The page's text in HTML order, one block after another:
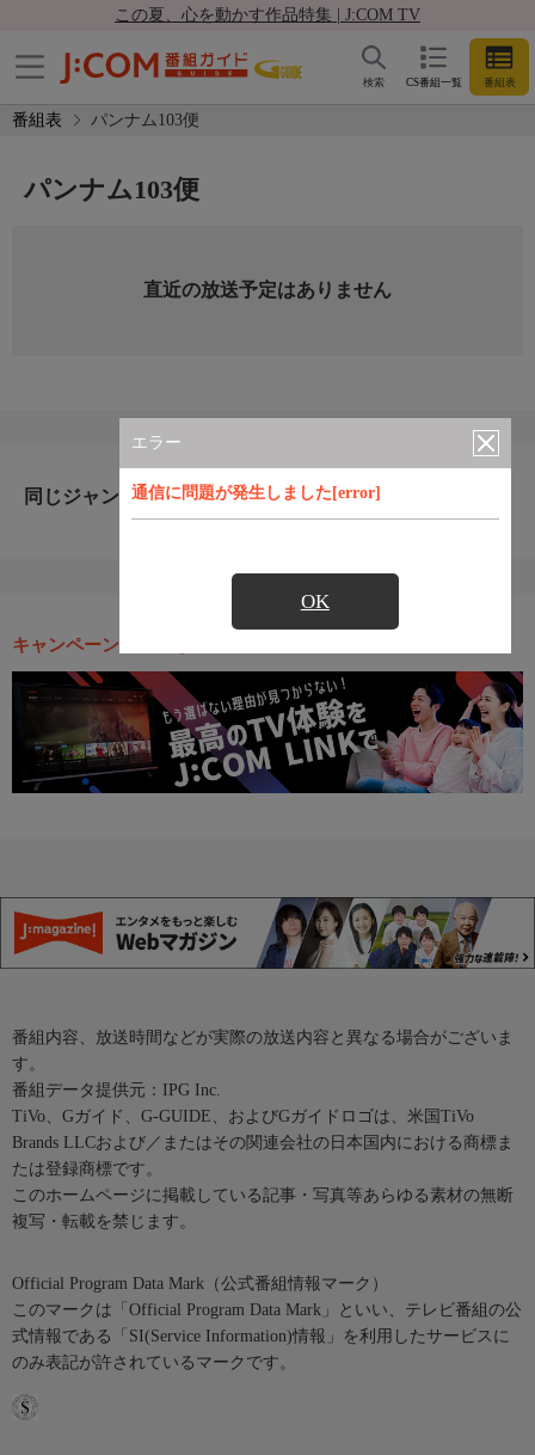
この夏、心を動かす作品特集 | J:COM TV
CS番組一覧 番組表
検索
番組表 パンナム103便
エラー
通信に問題が発生しました[error]
OK
パンナム103便
直近の放送予定はありません
同じジャンルのおすすめ番組
キャンペーン・お得な情報
番組内容、放送時間などが実際の放送内容と異なる場合がございま
す。
番組データ提供元：IPG Inc.
TiVo、Gガイド、G-GUIDE、およびGガイドロゴは、米国TiVo
Brands LLCおよび／またはその関連会社の日本国内における商標ま
たは登録商標です。
このホームページに掲載している記事・写真等あらゆる素材の無断
複写・転載を禁じます。
Official Program Data Mark（公式番組情報マーク）
このマークは「Official Program Data Mark」といい、テレビ番組の公
式情報である「SI(Service Information)情報」を利用したサービスに
のみ表記が許されているマークです。